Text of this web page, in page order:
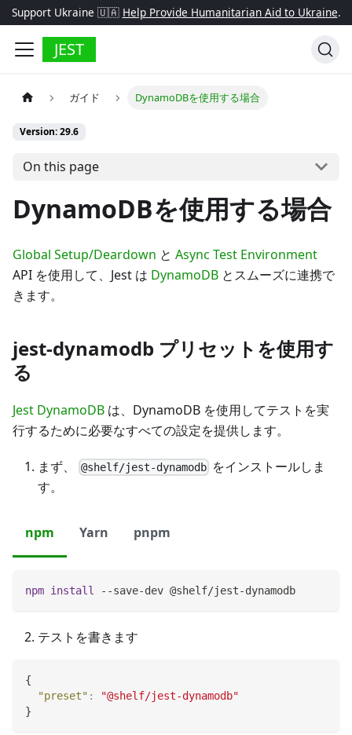
Support Ukraine 🇺🇦 Help Provide Humanitarian Aid to Ukraine.
JEST
ガイド DynamoDBを使用する場合
Version: 29.6
On this page
DynamoDBを使用する場合
Global Setup/Deardown と Async Test Environment
API を使用して、Jest は DynamoDB とスムーズに連携で
きます。
jest-dynamodb プリセットを使用す
る
Jest DynamoDB は、DynamoDB を使用してテストを実
行するために必要なすべての設定を提供します。
まず、 @shelf/jest-dynamodb をインストールしま
す。
npm Yarn pnpm
npm install --save-dev @shelf/jest-dynamodb
テストを書きます
{
"preset" :
"@shelf/jest-dynamodb"
}